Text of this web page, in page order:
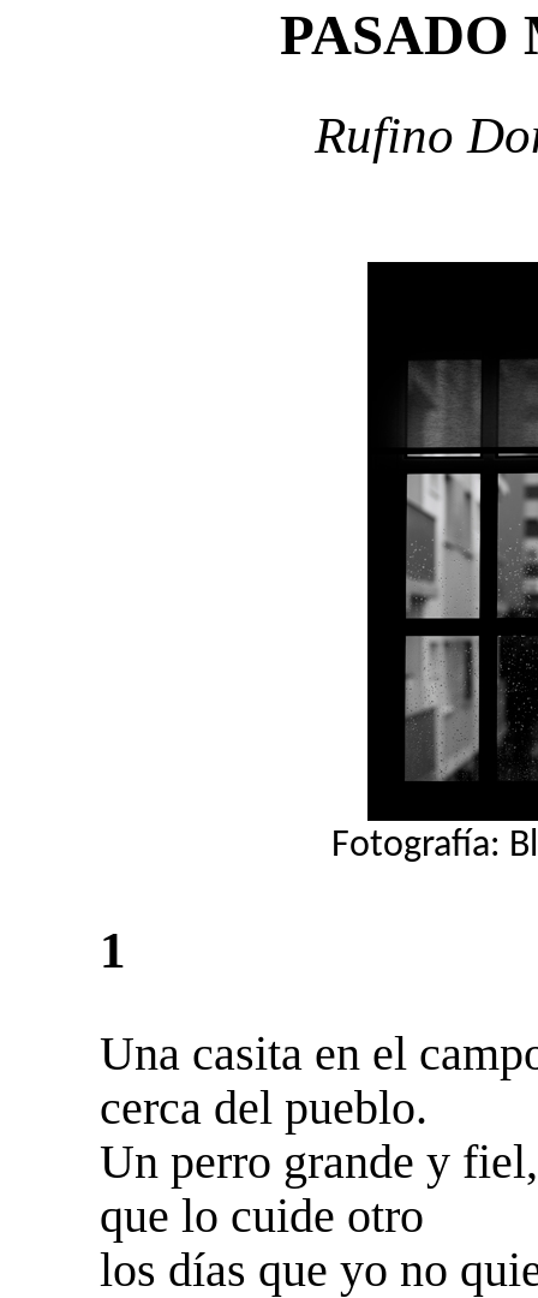
PASADO
Rufino
Fotografía:
1
Una casita en el
cerca del pueblo.
Un perro grande y fiel,
que lo cuide otro
los días que yo no